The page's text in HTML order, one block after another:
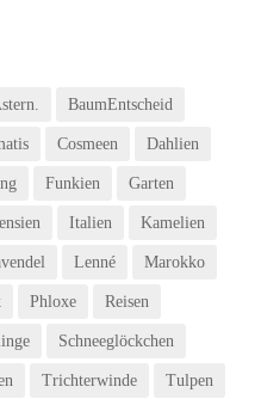
BaumEntscheid
Cosmeen Dahlien
Funkien Garten
Italien Kamelien
Lenné Marokko
Phloxe Reisen
Schneeglöckchen
Trichterwinde Tulpen